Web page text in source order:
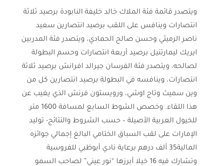
ويتصدر قائمة فئة الملاك خالد خليفة النابودة برصيد ثلاثة
انتصارات وينافس على اللقب برصيد انتصارين سعيد
ناصر الرميثي وحسن صالح الحمادي، ويتصدر فئة المدربين
ايريك ليمارتنيل برصيد أربعة انتصارات وحسم البطولة
لصالحه، ويتصدر فئة الفرسان جيرالد افرانش برصيد ثلاثة
انتصارات، وينافسه في البطولة برصيد انتصارين كل من
وين سميث وتاج اوشي، ورويستون فرنش الذي يغيب عن
هذا اللقاء. وخصص الشوط السابع لمسافة 1600 متر
للخيول العربية الأصيلة – حسب الشروط والنتائج- توليد
الإمارات على لقب السباق الختامي البالغ إجمالي جوائزه
المالية35 ألف درهم برعاية نادي أبوظبي للفروسية
وتشارك فيه 16 خيلا أبرزها “نور عيني” لصاحب السمو